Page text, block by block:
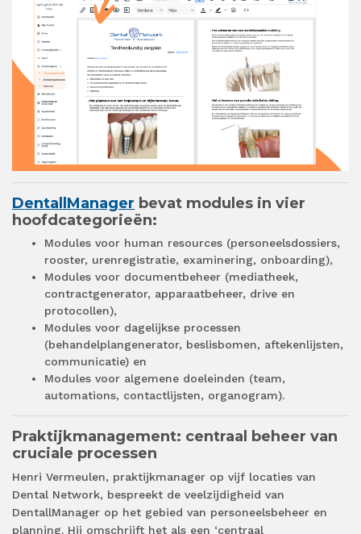
DentallManager bevat modules in vier
hoofdcategorieën:
Modules voor human resources (personeelsdossiers,
rooster, urenregistratie, examinering, onboarding),
Modules voor documentbeheer (mediatheek,
contractgenerator, apparaatbeheer, drive en
protocollen),
Modules voor dagelijkse processen
(behandelplangenerator, beslisbomen, aftekenlijsten,
communicatie) en
Modules voor algemene doeleinden (team,
automations, contactlijsten, organogram).
Praktijkmanagement: centraal beheer van
cruciale processen
Henri Vermeulen, praktijkmanager op vijf locaties van
Dental Network, bespreekt de veelzijdigheid van
DentallManager op het gebied van personeelsbeheer en
planning. Hij omschrijft het als een ‘centraal